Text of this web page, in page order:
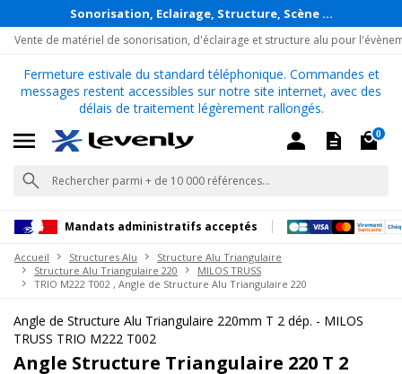
Sonorisation, Eclairage, Structure, Scène ...
Vente de matériel de sonorisation, d'éclairage et structure alu pour
Fermeture estivale du standard téléphonique. Commandes et
messages restent accessibles sur notre site internet, avec des
délais de traitement légèrement rallongés.
0
Mandats administratifs acceptés
Accueil Structures Alu
Structure Alu Triangulaire
Structure Alu Triangulaire 220
MILOS TRUSS
TRIO M222 T002 , Angle de Structure Alu Triangulaire 220
Angle de Structure Alu Triangulaire 220mm T 2 dép. - MILOS
TRUSS TRIO M222 T002
Angle Structure Triangulaire 220 T 2